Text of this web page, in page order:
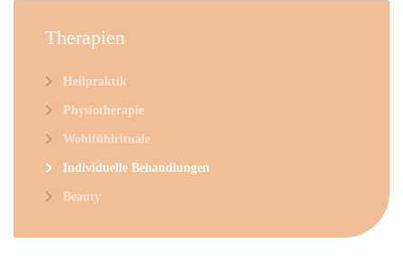
Therapien
Heilpraktik
Physiotherapie
Wohlfühlrituale
Individuelle Behandlungen
Beauty